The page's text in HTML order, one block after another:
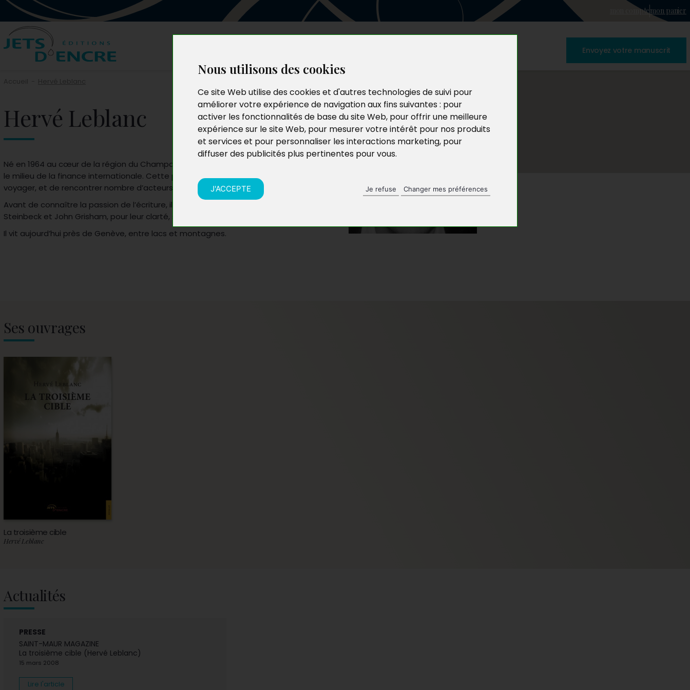
Nous utilisons des cookies
Ce site Web utilise des cookies et d'autres technologies de suivi pour
améliorer votre expérience de navigation aux fins suivantes : pour
activer les fonctionnalités de base du site Web, pour offrir une meilleure
expérience sur le site Web, pour mesurer votre intérêt pour nos produits
et services et pour personnaliser les interactions marketing, pour
diffuser des publicités plus pertinentes pour vous.
J'ACCEPTE Je refuse Changer mes préférences
mon comptemon panier
Envoyez votre manuscrit
Hervé Leblanc
Né en 1964 au cœur de la région du Champagne,
le milieu de la finance internationale. Cette période lui a permis de beaucoup
voyager, et de rencontrer nombre d’acteurs incontournables de l’économie.
Avant de connaître la passion de l’écriture, il eut celle de la lecture, John
Steinbeck et John Grisham, pour leur clarté, sont ses modèles.
Il vit aujourd’hui près de Genève, entre lacs et montagnes.
Ses ouvrages
La troisième cible
Hervé Leblanc
Actualités
PRESSE
SAINT-MAUR MAGAZINE
La troisième cible (Hervé Leblanc)
15 mars 2008
Lire l'article